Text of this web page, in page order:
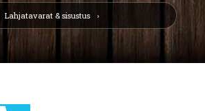
Lahjatavarat & sisustus